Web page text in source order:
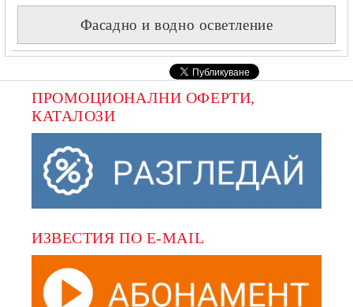
Фасадно и водно осветление
ПРОМОЦИОНАЛНИ ОФЕРТИ,
КАТАЛОЗИ
ИЗВЕСТИЯ ПО E-MAIL